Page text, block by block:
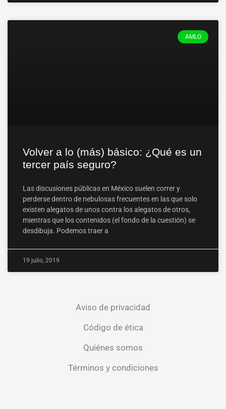
AMLO
Volver a lo (más) básico: ¿Qué es un
tercer país seguro?
Las discusiones públicas en México suelen correr y
perderse dentro de nebulosas frecuentes en las que solo
existen alegatos de unos contra los alegatos de otros,
mientras que los contenidos (el fondo de la cuestión) se
desdibuja. Podemos traer a
19 julio, 2019
Aviso de privacidad
Código de ética
Quiénes somos
Términos y condiciones